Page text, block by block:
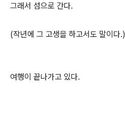
그래서 섬으로 간다.
(작년에 그 고생을 하고서도 말이다.)
여행이 끝나가고 있다.